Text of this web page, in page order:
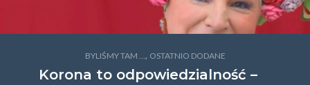
BYLIŚMY TAM ..., OSTATNIO DODANE
Korona to odpowiedzialność –